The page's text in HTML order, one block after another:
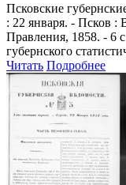
Псковские
: 22 января. - Псков :
Правления, 1858. - 6
губернского
Читать Подробнее